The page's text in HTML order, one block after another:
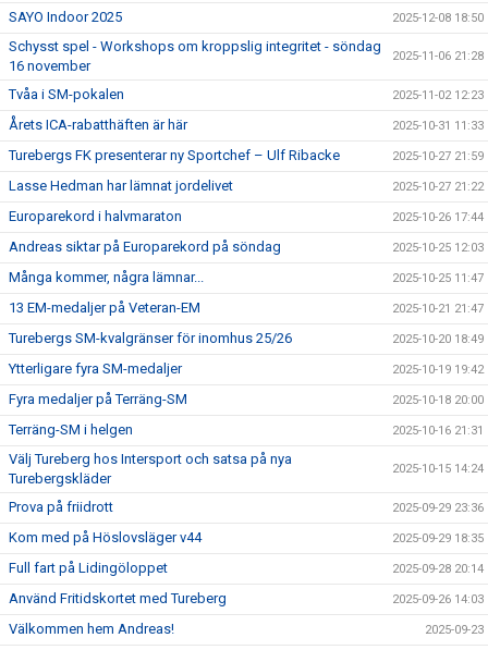
SAYO Indoor 2025 2025-12-08 18:50
Schysst spel - Workshops om kroppslig integritet - söndag
16 november
2025-11-06 21:28
Tvåa i SM-pokalen 2025-11-02 12:23
Årets ICA-rabatthäften är här 2025-10-31 11:33
Turebergs FK presenterar ny Sportchef – Ulf Ribacke 2025-10-27 21:59
Lasse Hedman har lämnat jordelivet 2025-10-27 21:22
Europarekord i halvmaraton 2025-10-26 17:44
Andreas siktar på Europarekord på söndag 2025-10-25 12:03
Många kommer, några lämnar... 2025-10-25 11:47
13 EM-medaljer på Veteran-EM 2025-10-21 21:47
Turebergs SM-kvalgränser för inomhus 25/26 2025-10-20 18:49
Ytterligare fyra SM-medaljer 2025-10-19 19:42
Fyra medaljer på Terräng-SM 2025-10-18 20:00
Terräng-SM i helgen 2025-10-16 21:31
Välj Tureberg hos Intersport och satsa på nya
Turebergskläder
2025-10-15 14:24
Prova på friidrott 2025-09-29 23:36
Kom med på Höslovsläger v44 2025-09-29 18:35
Full fart på Lidingöloppet 2025-09-28 20:14
Använd Fritidskortet med Tureberg 2025-09-26 14:03
Välkommen hem Andreas! 2025-09-23